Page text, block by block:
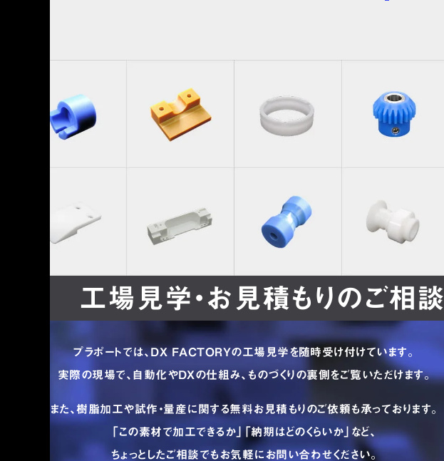
工場見学・お見積もりのご相談
プラポートでは、DX FACTORYの工場見学を随時受け付けています。
実際の現場で、自動化やDXの仕組み、ものづくりの裏側をご覧いただけます。
また、樹脂加工や試作・量産に関する無料お見積もりのご依頼も承っております。
「この素材で加工できるか」「納期はどのくらいか」など、
ちょっとしたご相談でもお気軽にお問い合わせください。